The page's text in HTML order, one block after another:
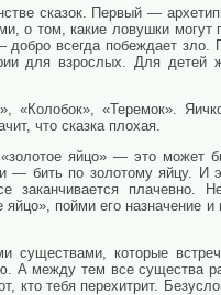
сказок. Первый —
о том, какие ловушки могут
всегда побеждает зло.
для взрослых. Для детей
«Колобок», «Теремок».
что сказка плохая.
яйцо» — это может
— бить по золотому яйцу. И
плачевно.
пойми его назначение
существами, которые
А между тем все существа
тебя перехитрит.